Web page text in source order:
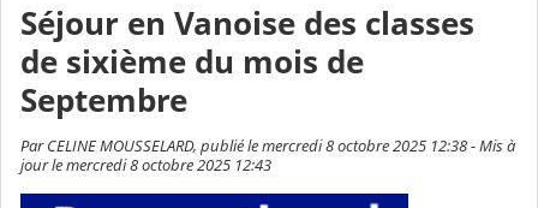
Séjour en Vanoise des classes
de sixième du mois de
Septembre
Par CELINE MOUSSELARD, publié le mercredi 8 octobre 2025 12:38 - Mis à
jour le mercredi 8 octobre 2025 12:43